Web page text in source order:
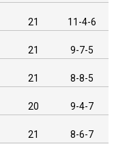
21 11-4-6
21 9-7-5
21 8-8-5
20 9-4-7
21 8-6-7